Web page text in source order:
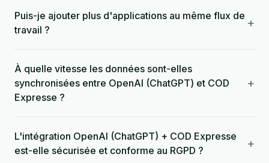
Puis-je ajouter plus d'applications au même flux de
travail ?
+
À quelle vitesse les données sont-elles
synchronisées entre OpenAI (ChatGPT) et COD
Expresse ?
+
L'intégration OpenAI (ChatGPT) + COD Expresse
est-elle sécurisée et conforme au RGPD ?
+